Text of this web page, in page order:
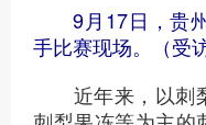
9月17日，贵
手比赛现场。（受
近年来，以刺梨